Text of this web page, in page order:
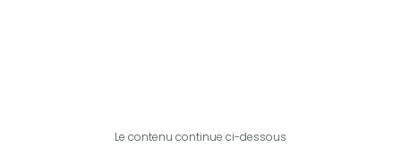
Le contenu continue ci-dessous